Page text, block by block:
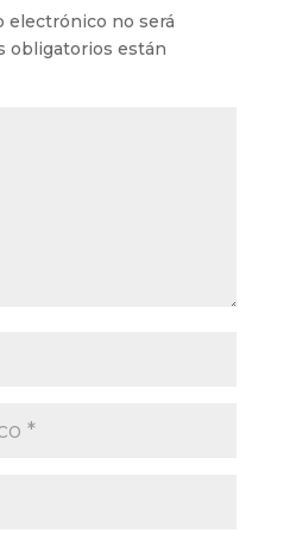
electrónico no será
obligatorios están